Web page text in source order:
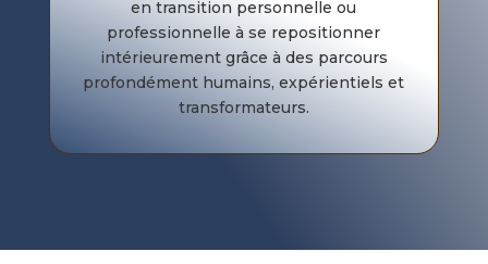
en transition personnelle ou
professionnelle à se repositionner
intérieurement grâce à des parcours
profondément humains, expérientiels et
transformateurs.